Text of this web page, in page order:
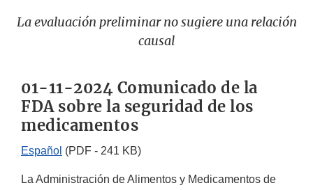
La evaluación preliminar no sugiere una relación
causal
01-11-2024 Comunicado de la
FDA sobre la seguridad de los
medicamentos
Español (PDF - 241 KB)
La Administración de Alimentos y Medicamentos de